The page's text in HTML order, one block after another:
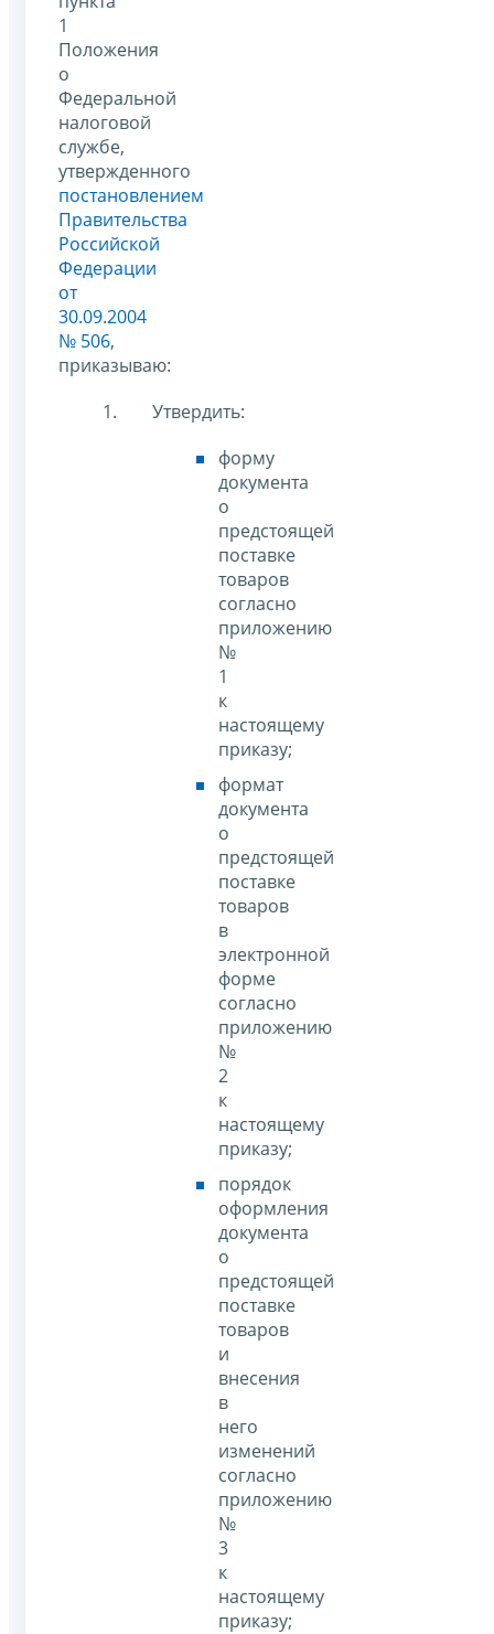
1
Положения
о
Федеральной
налоговой
службе,
утвержденного
постановлением
Правительства
Российской
Федерации
от
30.09.2004
№ 506,
приказываю:
Утвердить:
форму
документа
о
предстоящей
поставке
товаров
согласно
приложению
№
1
к
настоящему
приказу;
формат
документа
о
предстоящей
поставке
товаров
в
электронной
форме
согласно
приложению
№
2
к
настоящему
приказу;
порядок
оформления
документа
о
предстоящей
поставке
товаров
и
внесения
в
него
изменений
согласно
приложению
№
3
к
настоящему
приказу;